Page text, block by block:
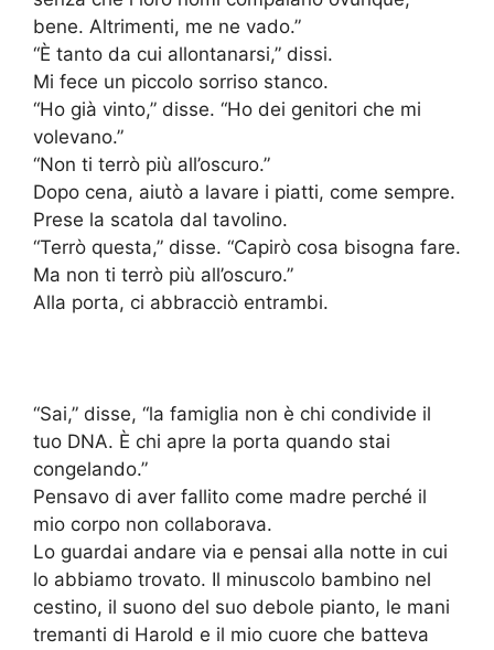
bene. Altrimenti, me ne vado.”
“È tanto da cui allontanarsi,” dissi.
Mi fece un piccolo sorriso stanco.
“Ho già vinto,” disse. “Ho dei genitori che mi
volevano.”
“Non ti terrò più all’oscuro.”
Dopo cena, aiutò a lavare i piatti, come sempre.
Prese la scatola dal tavolino.
“Terrò questa,” disse. “Capirò cosa bisogna fare.
Ma non ti terrò più all’oscuro.”
Alla porta, ci abbracciò entrambi.
“Sai,” disse, “la famiglia non è chi condivide il
tuo DNA. È chi apre la porta quando stai
congelando.”
Pensavo di aver fallito come madre perché il
mio corpo non collaborava.
Lo guardai andare via e pensai alla notte in cui
lo abbiamo trovato. Il minuscolo bambino nel
cestino, il suono del suo debole pianto, le mani
tremanti di Harold e il mio cuore che batteva